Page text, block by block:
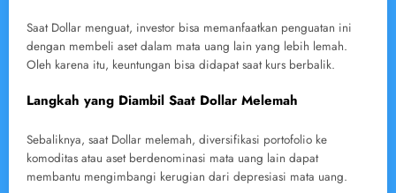
Saat Dollar menguat, investor bisa memanfaatkan penguatan ini
dengan membeli aset dalam mata uang lain yang lebih lemah.
Oleh karena itu, keuntungan bisa didapat saat kurs berbalik.
Langkah yang Diambil Saat Dollar Melemah
Sebaliknya, saat Dollar melemah, diversifikasi portofolio ke
komoditas atau aset berdenominasi mata uang lain dapat
membantu mengimbangi kerugian dari depresiasi mata uang.